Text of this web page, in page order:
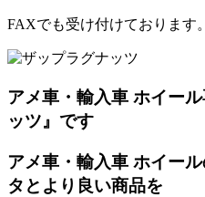
FAXでも受け付けております。
アメ車・輸入車 ホイー
ッツ』です
アメ車・輸入車 ホイー
タとより良い商品を